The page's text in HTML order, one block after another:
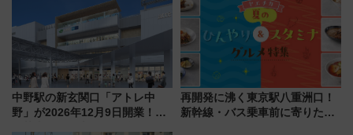
たまご」新グルメ続々登場！
【2026年8月】
中野駅の新玄関口「アトレ中
野」が2026年12月9日開業！新
再開発に沸く東京駅八重洲口！
新幹線・バス乗車前に寄りたい